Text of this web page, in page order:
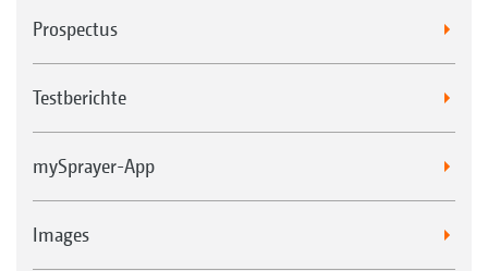
Prospectus
Testberichte
mySprayer-App
Images